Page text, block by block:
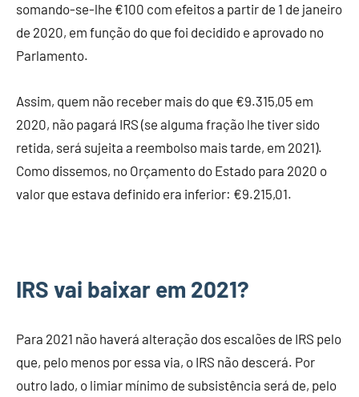
somando-se-lhe €100 com efeitos a partir de 1 de janeiro
de 2020, em função do que foi decidido e aprovado no
Parlamento.
Assim, quem não receber mais do que €9.315,05 em
2020, não pagará IRS (se alguma fração lhe tiver sido
retida, será sujeita a reembolso mais tarde, em 2021).
Como dissemos, no Orçamento do Estado para 2020 o
valor que estava definido era inferior: €9.215,01.
IRS vai baixar em 2021?
Para 2021 não haverá alteração dos escalões de IRS pelo
que, pelo menos por essa via, o IRS não descerá. Por
outro lado, o limiar mínimo de subsistência será de, pelo